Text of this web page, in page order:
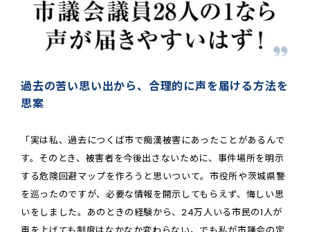
過去の苦い思い出から、合理的に声を届ける方法を
思案
「実は私、過去につくば市で痴漢被害にあったことがあるんで
す。そのとき、被害者を今後出さないために、事件場所を明示
する危険回避マップを作ろうと思いついて。市役所や茨城県警
を巡ったのですが、必要な情報を開示してもらえず、悔しい思
いをしました。あのときの経験から、24万人いる市民の1人が